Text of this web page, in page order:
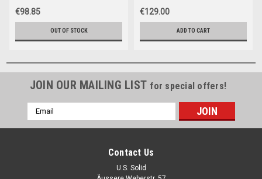
Dual-Netzteil von U.S. Solid
€98.85
OUT OF STOCK
€129.00
ADD TO CART
JOIN OUR MAILING LIST for special offers!
Email
Address
Contact Us
U.S. Solid